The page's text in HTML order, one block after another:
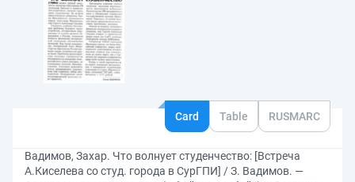
Card Table RUSMARC
Вадимов, Захар. Что волнует студенчество: [Встреча
А.Киселева со студ. города в СурГПИ] / З. Вадимов. —